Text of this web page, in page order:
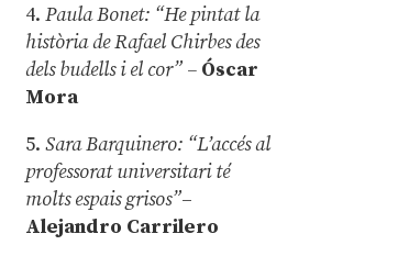
4.Paula Bonet: “He pintat la
història de Rafael Chirbes des
dels budells i el cor” – Óscar
Mora
5.Sara Barquinero: “L’accés al
professorat universitari té
molts espais grisos”–
Alejandro Carrilero